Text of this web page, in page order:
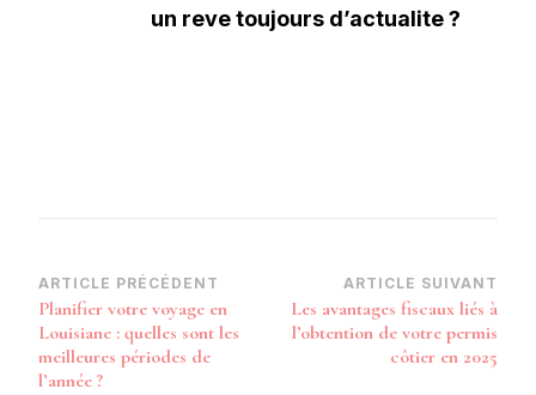
un reve toujours d’actualite ?
Navigation
d’article
ARTICLE PRÉCÉDENT
Planifier votre voyage en
Louisiane : quelles sont les
meilleures périodes de
l’année ?
ARTICLE SUIVANT
Les avantages fiscaux liés à
l’obtention de votre permis
côtier en 2025